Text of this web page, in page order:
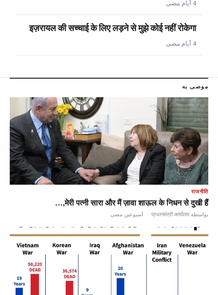
4 أيام مضى
इज़रायल की सच्चाई के लिए लड़ने से मुझे कोई नहीं रोकेगा
4 أيام مضى
موصى به
राजनीति
मेरी पत्नी सारा और मैं ज़ावा शाऊल के निधन से दुखी हैं,…
بواسطة प्रधानमंत्री कार्यालय · أسبوعين مضى